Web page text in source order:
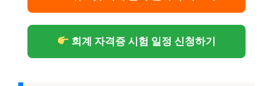
회계 자격증 시험 일정 신청하기